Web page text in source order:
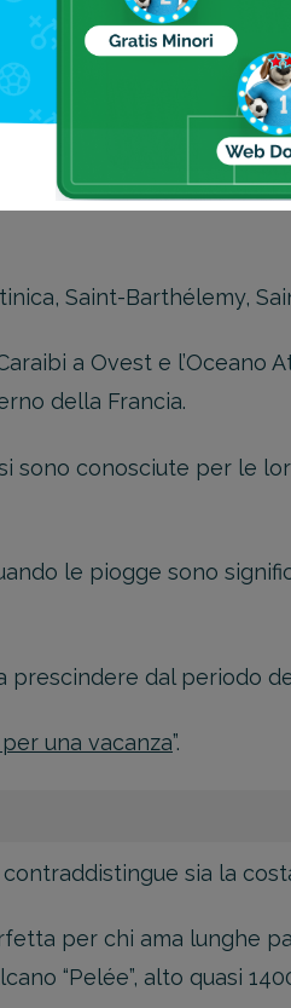
i resti della città di
Saint-Barthélemy,
a Ovest e l’Oceano
della Francia.
sono conosciute per le
le piogge sono
prescindere dal periodo
una vacanza”.
sia la
per chi ama lunghe
“Pelée”, alto quasi